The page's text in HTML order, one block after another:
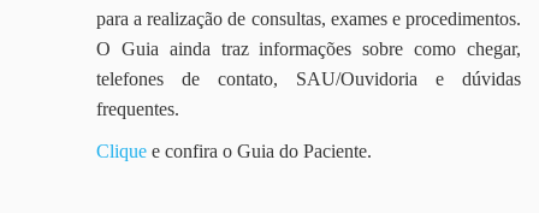
para a realização de consultas, exames e procedimentos.
O Guia ainda traz informações sobre como chegar,
telefones de contato, SAU/Ouvidoria e dúvidas
frequentes.
Clique e confira o Guia do Paciente.